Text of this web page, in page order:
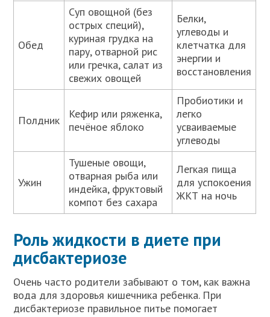
Обед
Суп овощной (без
острых специй),
куриная грудка на
пару, отварной рис
или гречка, салат из
свежих овощей
Белки,
углеводы и
клетчатка для
энергии и
восстановления
Полдник
Кефир или ряженка,
печёное яблоко
Пробиотики и
легко
усваиваемые
углеводы
Ужин
Тушеные овощи,
отварная рыба или
индейка, фруктовый
компот без сахара
Легкая пища
для успокоения
ЖКТ на ночь
Роль жидкости в диете при
дисбактериозе
Очень часто родители забывают о том, как важна
вода для здоровья кишечника ребенка. При
дисбактериозе правильное питье помогает